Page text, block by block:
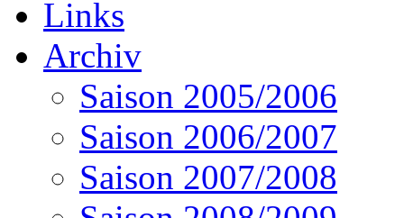
Links
Archiv
Saison 2005/2006
Saison 2006/2007
Saison 2007/2008